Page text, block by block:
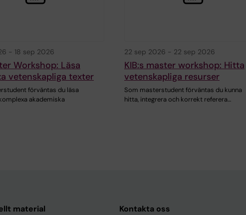
- 18 sep 2026
Workshop: Läsa
vetenskapliga texter
förväntas du läsa
akademiska
22 sep 2026 - 22 sep 2026
KIB:s master workshop: Hitta
vetenskapliga resurser
Som masterstudent förväntas du kunna
hitta, integrera och korrekt referera…
material
Kontakta oss